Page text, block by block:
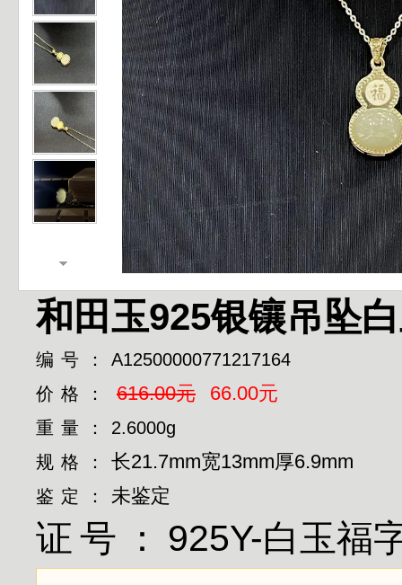
和田玉925银镶吊坠
编号： A12500000771217164
价格：
616.00元 66.00元
重量： 2.6000g
规格： 长21.7mm宽13mm厚6.9mm
鉴定： 未鉴定
证号： 925Y-白玉福